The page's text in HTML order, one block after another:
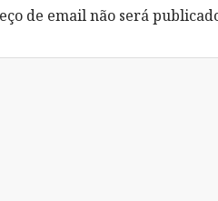
de email não será